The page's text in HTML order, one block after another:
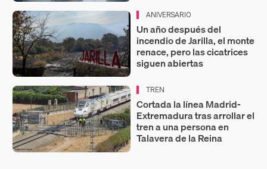
ANIVERSARIO
Un año después del
incendio de Jarilla, el monte
renace, pero las cicatrices
siguen abiertas
TREN
Cortada la línea Madrid-
Extremadura tras arrollar el
tren a una persona en
Talavera de la Reina